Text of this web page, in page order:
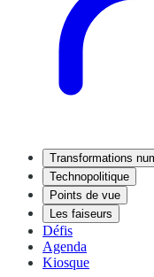
Transformations
Technopolitique
Points de vue
Les faiseurs
Défis
Agenda
Kiosque